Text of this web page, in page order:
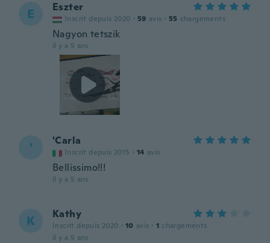
E Eszter
Inscrit depuis 2020 · 59 avis · 55 chargements
Nagyon tetszik
il y a 5 ans
' 'Carla
Inscrit depuis 2015 · 14 avis
Bellissimo!!!
il y a 5 ans
K Kathy
Inscrit depuis 2020 · 10 avis · 1 chargements
il y a 5 ans